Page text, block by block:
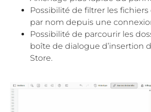
Possibilité de filtrer les fichiers
par nom depuis une
Possibilité de parcourir les
boîte de dialogue d’insertion
Store.